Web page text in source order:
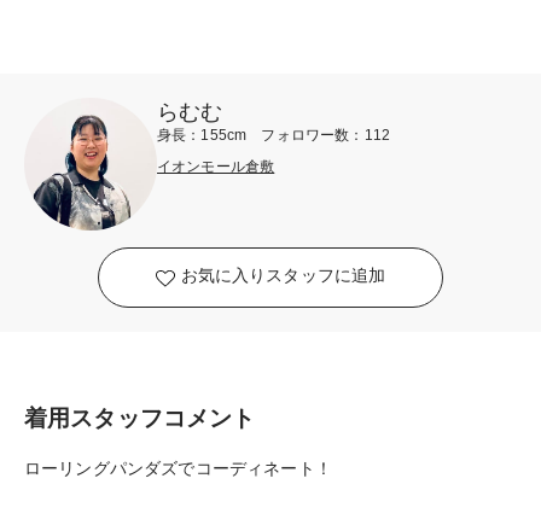
らむむ
身長：155cm フォロワー数：112
イオンモール倉敷
お気に入りスタッフに追加
着用スタッフコメント
ローリングパンダズでコーディネート！